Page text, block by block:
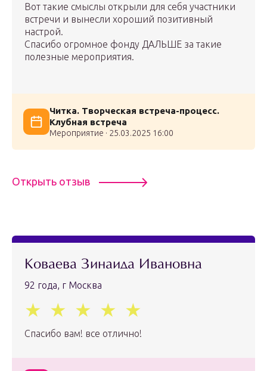
Вот такие смыслы открыли для себя участники
встречи и вынесли хороший позитивный
настрой.
Спасибо огромное фонду ДАЛЬШЕ за такие
полезные мероприятия.
Читка. Творческая встреча-процесс.
Клубная встреча
Мероприятие · 25.03.2025 16:00
Открыть отзыв
Коваева Зинаида Ивановна
92 года, г Москва
Спасибо вам! все отлично!